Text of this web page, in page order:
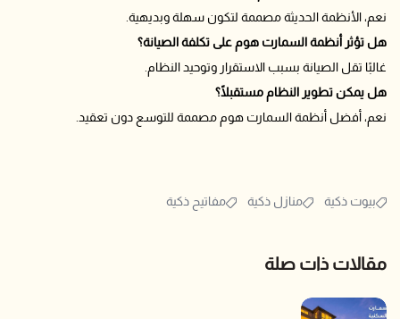
نعم، الأنظمة الحديثة مصممة لتكون سهلة وبديهية.
هل تؤثر أنظمة السمارت هوم على تكلفة الصيانة؟
غالبًا تقل الصيانة بسبب الاستقرار وتوحيد النظام.
هل يمكن تطوير النظام مستقبلًا؟
نعم، أفضل أنظمة السمارت هوم مصممة للتوسع دون تعقيد.
بيوت ذكية منازل ذكية مفاتيح ذكية
مقالات ذات صلة